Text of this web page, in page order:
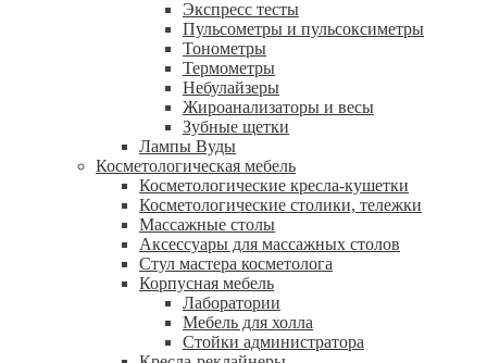
Экспресс тесты
Пульсометры и пульсоксиметры
Тонометры
Термометры
Небулайзеры
Жироанализаторы и весы
Зубные щетки
Лампы Вуды
Косметологическая мебель
Косметологические кресла-кушетки
Косметологические столики, тележки
Массажные столы
Аксессуары для массажных столов
Стул мастера косметолога
Корпусная мебель
Лаборатории
Мебель для холла
Стойки администратора